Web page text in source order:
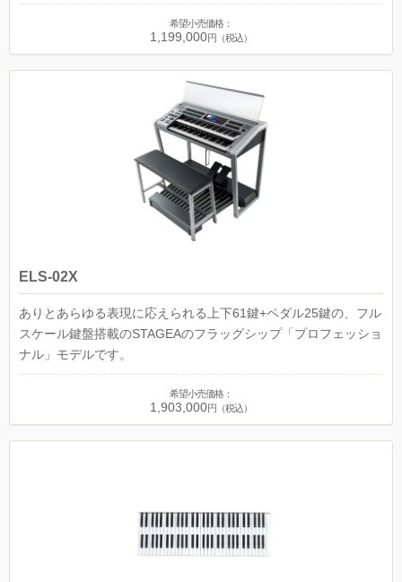
希望小売価格：
1,199,000円（税込）
ELS-02X
ありとあらゆる表現に応えられる上下61鍵+ペダル25鍵の、フル
スケール鍵盤搭載のSTAGEAのフラッグシップ「プロフェッショ
ナル」モデルです。
希望小売価格：
1,903,000円（税込）